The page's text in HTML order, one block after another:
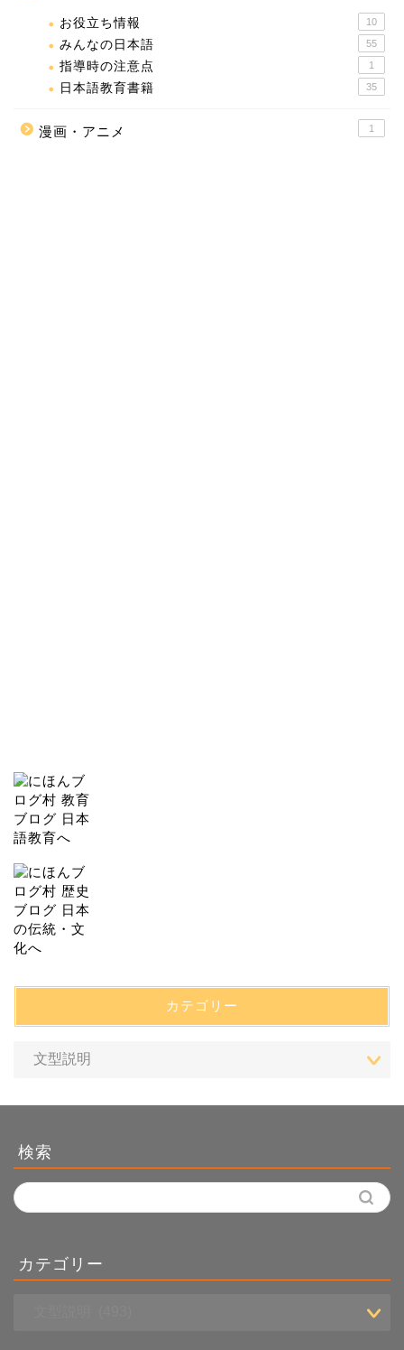
お役立ち情報 10
みんなの日本語 55
指導時の注意点 1
日本語教育書籍 35
漫画・アニメ 1
カテゴリー
検索
カテゴリー